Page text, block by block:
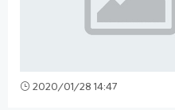
2020/01/28 14:47